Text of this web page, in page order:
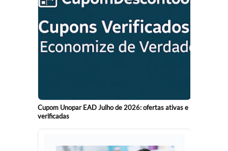
Cupom Unopar EAD Julho de 2026: ofertas ativas e
verificadas